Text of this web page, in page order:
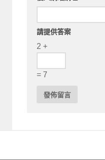
請提供答案
2 +
= 7